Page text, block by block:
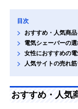
目次
おすすめ・人気商
電気シェーバーの
女性におすすめの
人気サイトの売れ
おすすめ・人気